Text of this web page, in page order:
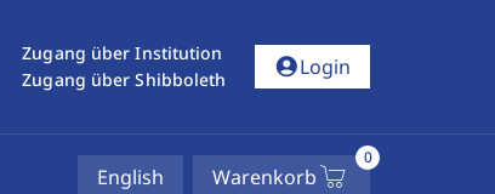
Zugang über Institution
Zugang über Shibboleth
account_circleLogin
English Warenkorb
0